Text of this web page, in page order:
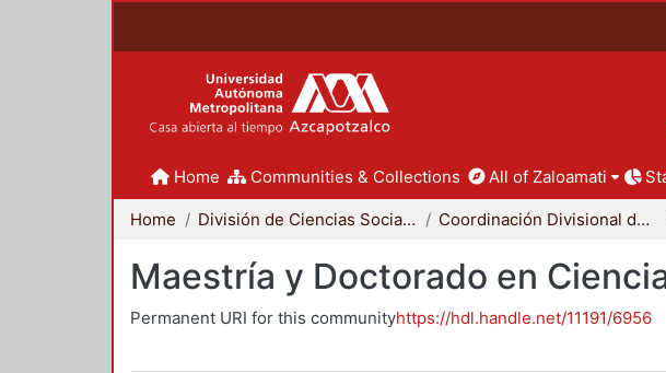
Home Communities & Collections All of Zaloamati
Home División de Ciencias Sociales y Humanidades Coordinación Divisional de Posgrado
Maestría y Doctorado en
Permanent URI for this communityhttps://hdl.handle.net/11191/6956